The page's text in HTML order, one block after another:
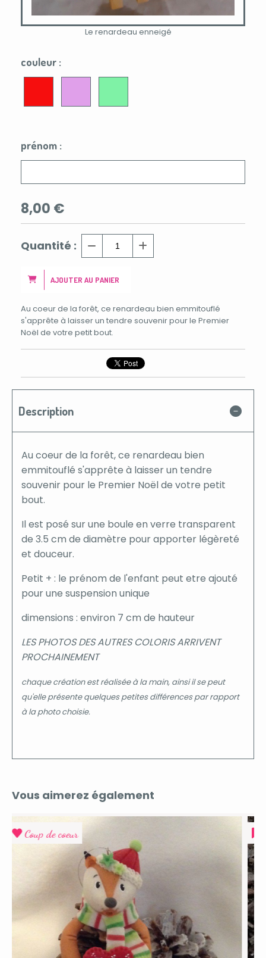
Le renardeau enneigé
couleur :
prénom :
8,00 €
Quantité :
AJOUTER AU PANIER
Au coeur de la forêt, ce renardeau bien emmitouflé
s'apprête à laisser un tendre souvenir pour le Premier
Noël de votre petit bout.
Description
Au coeur de la forêt, ce renardeau bien
emmitouflé s'apprête à laisser un tendre
souvenir pour le Premier Noël de votre petit
bout.
Il est posé sur une boule en verre transparent
de 3.5 cm de diamètre pour apporter légèreté
et douceur.
Petit + : le prénom de l'enfant peut etre ajouté
pour une suspension unique
dimensions : environ 7 cm de hauteur
LES PHOTOS DES AUTRES COLORIS ARRIVENT
PROCHAINEMENT
chaque création est réalisée à la main, ainsi il se peut
qu'elle présente quelques petites différences par rapport
à la photo choisie.
Vous aimerez également
Coup de coeur